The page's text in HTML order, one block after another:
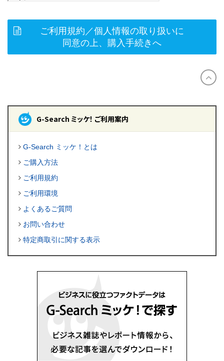
ご利用規約／個人情報の取り扱いに
同意の上、購入手続きへ
G-Search ミッケ！ ご利用案内
G-Search ミッケ！とは
ご購入方法
ご利用規約
ご利用環境
よくあるご質問
お問い合わせ
特定商取引に関する表示